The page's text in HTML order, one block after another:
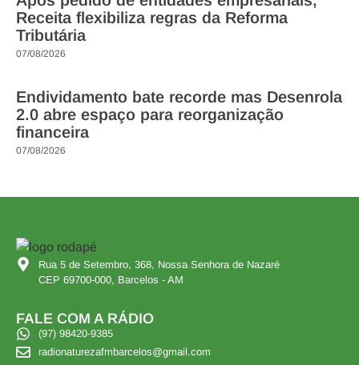
Receita flexibiliza regras da Reforma
Tributária
07/08/2026
Endividamento bate recorde mas Desenrola
2.0 abre espaço para reorganização
financeira
07/08/2026
Rua 5 de Setembro, 368, Nossa Senhora de Nazaré
CEP 69700-000, Barcelos - AM
FALE COM A RÁDIO
(97) 98420-9385
radionaturezafmbarcelos@gmail.com